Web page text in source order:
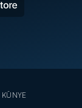
KÜNYE